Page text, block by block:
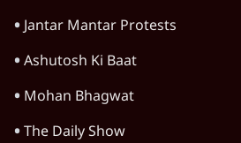
Jantar Mantar Protests
Ashutosh Ki Baat
Mohan Bhagwat
The Daily Show